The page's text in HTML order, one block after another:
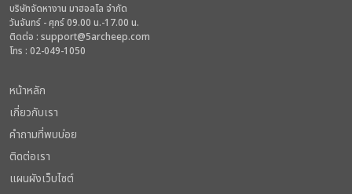
บริษัทจัดหางาน มาฮอลโล จำกัด
วันจันทร์ - ศุกร์ 09.00 น.-17.00 น.
ติดต่อ : support@5archeep.com
โทร : 02-049-1050
หน้าหลัก
เกี่ยวกับเรา
คำถามที่พบบ่อย
ติดต่อเรา
แผนผังเว็บไซต์